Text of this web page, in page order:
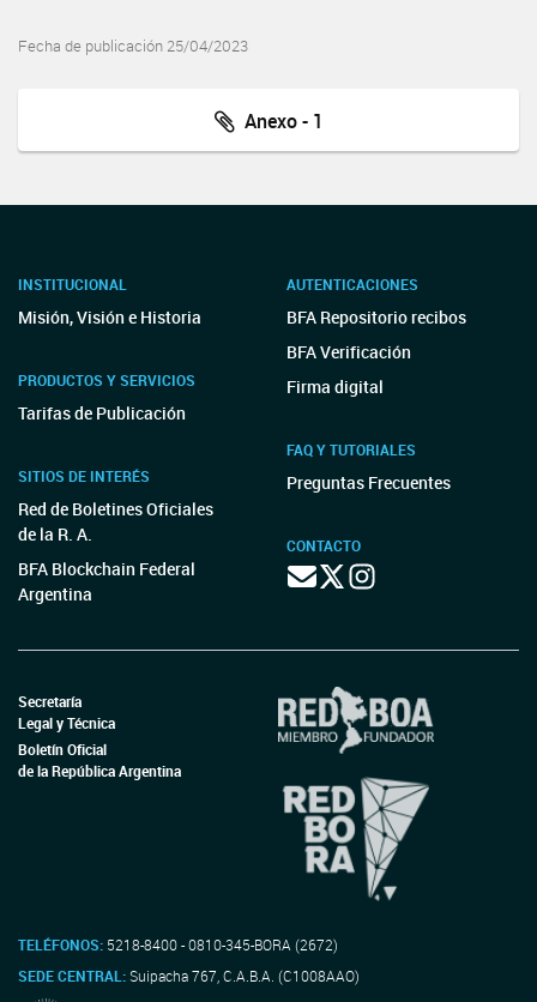
Fecha de publicación 25/04/2023
Anexo - 1
INSTITUCIONAL
Misión, Visión e Historia
PRODUCTOS Y SERVICIOS
Tarifas de Publicación
SITIOS DE INTERÉS
Red de Boletines Oficiales
de la R. A.
BFA Blockchain Federal
Argentina
AUTENTICACIONES
BFA Repositorio recibos
BFA Verificación
Firma digital
FAQ Y TUTORIALES
Preguntas Frecuentes
CONTACTO
Secretaría
Legal y Técnica
Boletín Oficial
de la República Argentina
TELÉFONOS: 5218-8400 - 0810-345-BORA (2672)
SEDE CENTRAL:Suipacha 767, C.A.B.A. (C1008AAO)